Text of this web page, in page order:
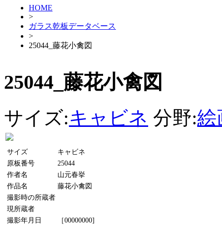
HOME
>
ガラス乾板データベース
>
25044_藤花小禽図
25044_藤花小禽図
サイズ:キャビネ 分野:絵
サイズ
キャビネ
原板番号
25044
作者名
山元春挙
作品名
藤花小禽図
撮影時の所蔵者
現所蔵者
撮影年月日
［00000000]